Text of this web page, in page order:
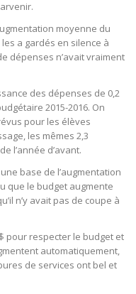
moyenne du
a gardés en silence à
dépenses n’avait vraiment
des dépenses de 0,2
2015-2016. On
pour les élèves
les mêmes 2,3
l’année d’avant.
base de l’augmentation
que le budget augmente
n’y avait pas de coupe à
pour respecter le budget et
automatiquement,
de services ont bel et